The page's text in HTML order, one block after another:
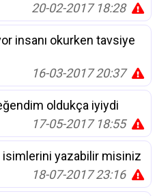
20-02-2017 18:28
insanı okurken tavsiye
16-03-2017 20:37
oldukça iyiydi
17-05-2017 18:55
yazabilir misiniz
18-07-2017 23:16